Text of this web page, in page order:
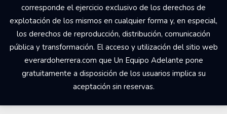
corresponde el ejercicio exclusivo de los derechos de
explotación de los mismos en cualquier forma y, en especial,
los derechos de reproducción, distribución, comunicación
pública y transformación. El acceso y utilización del sitio web
everardoherrera.com que Un Equipo Adelante pone
gratuitamente a disposición de los usuarios implica su
aceptación sin reservas.